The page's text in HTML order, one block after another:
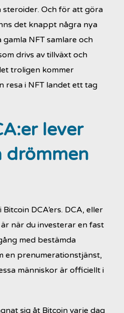
steroider. Och för att göra
det knappt några nya
NFT samlare och
drivs av tillväxt och
troligen kommer
resa i NFT landet ett tag
lever
drömmen
DCA’ers. DCA, eller
är när du investerar en fast
med bestämda
en prenumerationstjänst,
människor är officiellt i
sig åt Bitcoin varje dag